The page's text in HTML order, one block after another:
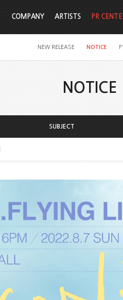
COMPANY ARTISTS PR
NEW RELEASE NOTICE
NOTICE
SUBJECT